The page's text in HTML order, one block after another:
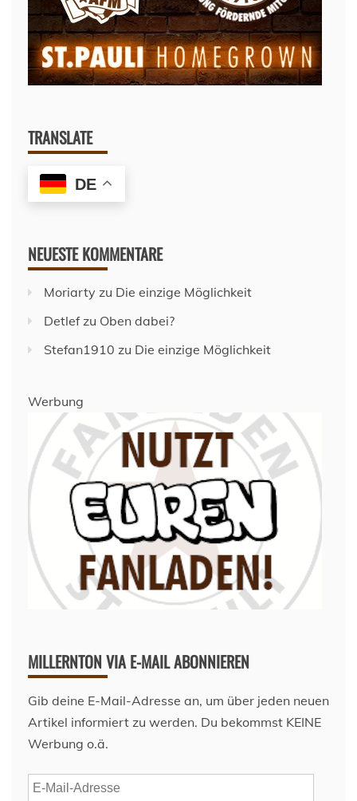
TRANSLATE
DE
NEUESTE KOMMENTARE
Moriarty zu Die einzige Möglichkeit
Detlefzu Oben dabei?
Stefan1910 zu Die einzige Möglichkeit
Werbung
MILLERNTON VIA E-MAIL ABONNIEREN
Gib deine E-Mail-Adresse an, um über jeden neuen
Artikel informiert zu werden. Du bekommst KEINE
Werbung o.ä.
E-